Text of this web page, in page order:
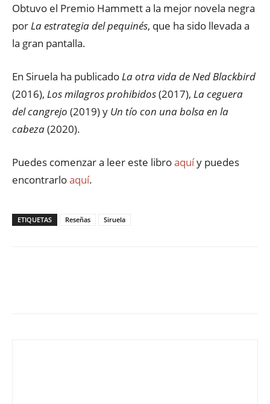
Obtuvo el Premio Hammett a la mejor novela negra
por La estrategia del pequinés, que ha sido llevada a
la gran pantalla.
En Siruela ha publicado La otra vida de Ned Blackbird
(2016), Los milagros prohibidos(2017), La ceguera
del cangrejo (2019) y Un tío con una bolsa en la
cabeza(2020).
Puedes comenzar a leer este libroaquíy puedes
encontrarloaquí.
ETIQUETAS Reseñas Siruela